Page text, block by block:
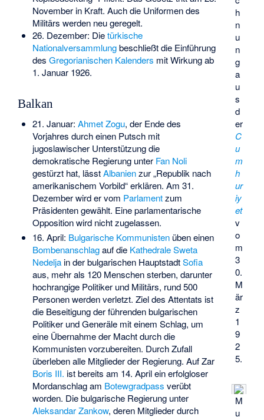
h
n
u
n
g
a
u
s
d
er
C
u
m
h
ur
iy
et
v
o
m
3
0.
M
är
z
1
9
2
5.
M
u
November in Kraft. Auch die Uniformen des
Militärs werden neu geregelt.
26. Dezember: Dietürkische
Nationalversammlungbeschließt die Einführung
des Gregorianischen Kalenders mit Wirkung ab
1. Januar 1926.
Balkan
21. Januar: Ahmet Zogu, der Ende des
Vorjahres durch einen Putsch mit
jugoslawischer Unterstützung die
demokratische Regierung unter Fan Noli
gestürzt hat, lässtAlbanienzur „Republik nach
amerikanischem Vorbild“ erklären. Am 31.
Dezember wird er vom Parlamentzum
Präsidenten gewählt. Eine parlamentarische
Opposition wird nicht zugelassen.
16. April: Bulgarische Kommunistenüben einen
Bombenanschlagauf die Kathedrale Sweta
Nedeljain der bulgarischen HauptstadtSofia
aus, mehr als 120 Menschen sterben, darunter
hochrangige Politiker und Militärs, rund 500
Personen werden verletzt. Ziel des Attentats ist
die Beseitigung der führenden bulgarischen
Politiker und Generäle mit einem Schlag, um
eine Übernahme der Macht durch die
Kommunisten vorzubereiten. Durch Zufall
überleben alle Mitglieder der Regierung. Auf Zar
Boris III. ist bereits am 14. April ein erfolgloser
Mordanschlag am Botewgradpass verübt
worden. Die bulgarische Regierung unter
Aleksandar Zankow, deren Mitglieder durch